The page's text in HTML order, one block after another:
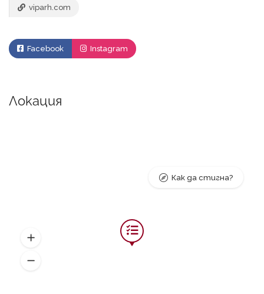
viparh.com
Facebook Instagram
Локация
Как да стигна?